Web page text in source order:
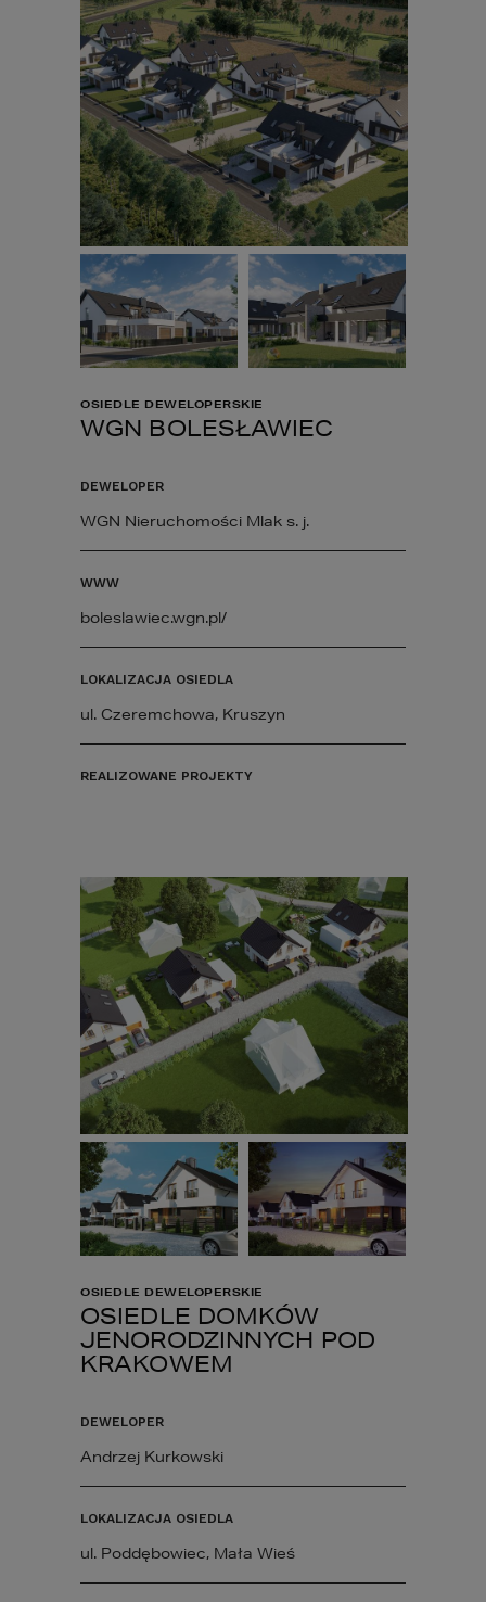
OSIEDLE DEWELOPERSKIE
WGN BOLESŁAWIEC
DEWELOPER
WGN Nieruchomości Mlak s. j.
WWW
boleslawiec.wgn.pl/
LOKALIZACJA OSIEDLA
ul. Czeremchowa, Kruszyn
REALIZOWANE PROJEKTY
OSIEDLE DEWELOPERSKIE
OSIEDLE DOMKÓW
JENORODZINNYCH POD
KRAKOWEM
DEWELOPER
Andrzej Kurkowski
LOKALIZACJA OSIEDLA
ul. Poddębowiec, Mała Wieś